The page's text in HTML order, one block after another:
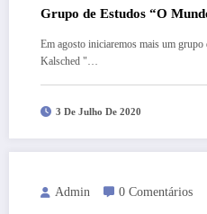
Grupo de Estudos “O
Em agosto iniciaremos mais um
Kalsched "…
3 De Julho De 2020
Admin 0 Comentários